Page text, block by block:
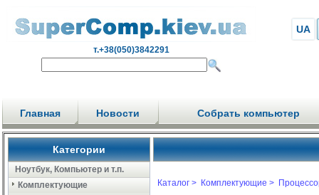
т.+38(050)3842291
UA
Главная Новости Собрать компьютер
Категории
Ноутбук, Компьютер и т.п.
Комплектующие
Каталог > Комплектующие >